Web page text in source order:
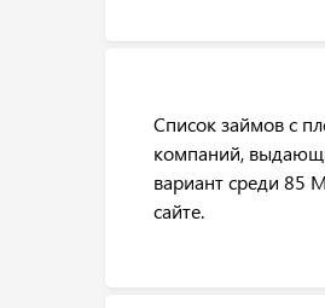
Список займов с
компаний,
вариант среди 85
сайте.